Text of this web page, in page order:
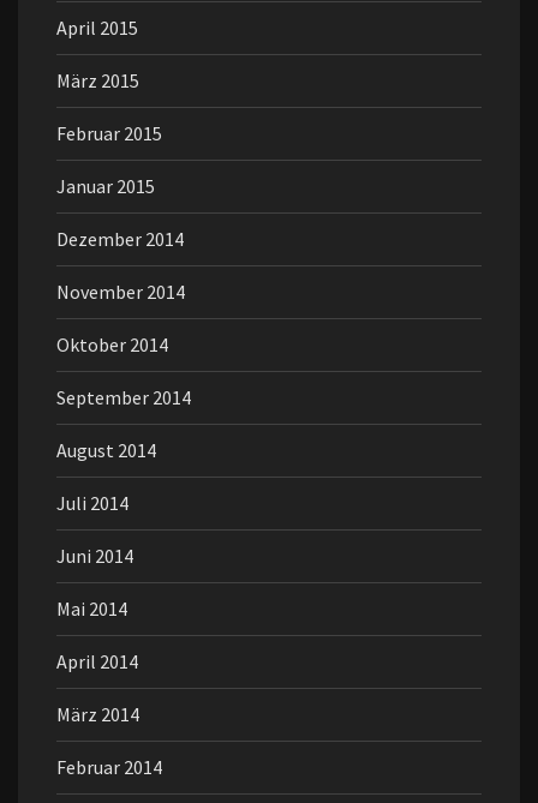
April 2015
März 2015
Februar 2015
Januar 2015
Dezember 2014
November 2014
Oktober 2014
September 2014
August 2014
Juli 2014
Juni 2014
Mai 2014
April 2014
März 2014
Februar 2014